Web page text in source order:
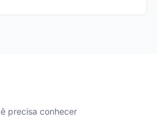
precisa conhecer